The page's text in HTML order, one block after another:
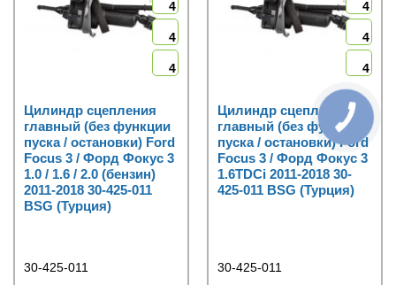
4
4
4
Цилиндр сцепления
главный (без функции
пуска / остановки) Ford
Focus 3 / Форд Фокус 3
1.0 / 1.6 / 2.0 (бензин)
2011-2018 30-425-011
BSG (Турция)
30-425-011
4
4
4
Цилиндр сцепления
главный (без функции
пуска / остановки) Ford
Focus 3 / Форд Фокус 3
1.6TDCi 2011-2018 30-
425-011 BSG (Турция)
30-425-011